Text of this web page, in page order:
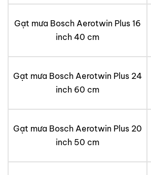
Gạt mưa Bosch Aerotwin Plus 16
inch 40 cm
Gạt mưa Bosch Aerotwin Plus 24
inch 60 cm
Gạt mưa Bosch Aerotwin Plus 20
inch 50 cm